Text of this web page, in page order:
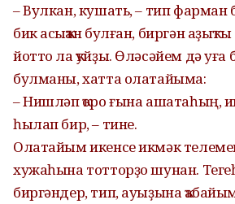
– Вулкан, кушать, – тип фарман
бик асыҡҡан булған, биргән
йотто ла ҡуйҙы. Өләсәйем дә уға
булманы, хатта олатайыма:
– Нишләп ҡоро ғына ашатаһың,
һылап бир, – тине.
Олатайым икенсе икмәк
хужаһына тотторҙо шунан.
биргәндер, тип, ауыҙына